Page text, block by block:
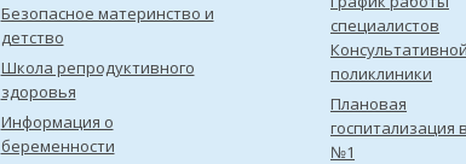
Безопасное материнство и
детство
Школа репродуктивного
здоровья
Информация о
беременности
специалистов
Консультативной
поликлиники
Плановая
госпитализация
№1